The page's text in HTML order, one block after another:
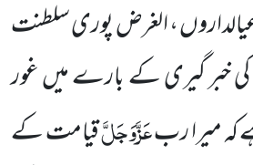
، الغرض پوری سلطنت
خبر گیری کے بارے میں غور
کہ میرا ربعَزَّوَجَلَّقیامت کے